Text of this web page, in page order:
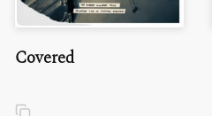
Covered